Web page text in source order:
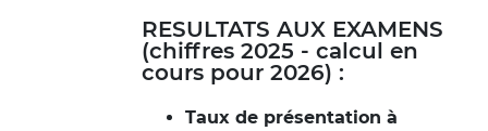
RESULTATS AUX EXAMENS
(chiffres 2025 - calcul en
cours pour 2026) :
Taux de présentation à